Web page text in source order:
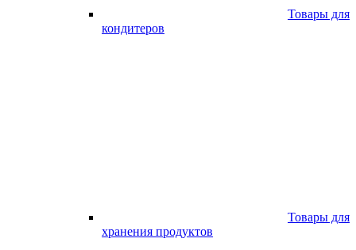
Товары для
кондитеров
Товары для
хранения продуктов